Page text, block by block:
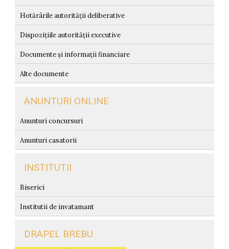
Hotărârile autorității deliberative
Dispozițiile autorității executive
Documente și informații financiare
Alte documente
ANUNTURI ONLINE
Anunturi concursuri
Anunturi casatorii
INSTITUTII
Biserici
Institutii de invatamant
DRAPEL BREBU